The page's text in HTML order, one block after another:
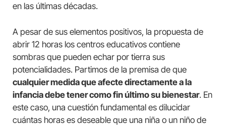
en las últimas décadas.
A pesar de sus elementos positivos, la propuesta de
abrir 12 horas los centros educativos contiene
sombras que pueden echar por tierra sus
potencialidades. Partimos de la premisa de que
cualquier medida que afecte directamente a la
infancia debe tener como fin último su bienestar. En
este caso, una cuestión fundamental es dilucidar
cuántas horas es deseable que una niña o un niño de